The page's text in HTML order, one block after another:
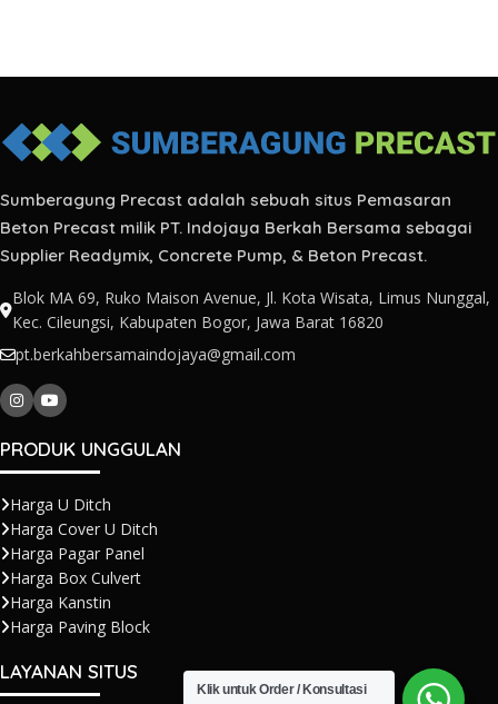
Sumberagung Precast adalah sebuah situs Pemasaran
Beton Precast milik PT. Indojaya Berkah Bersama sebagai
Supplier Readymix, Concrete Pump, & Beton Precast.
Blok MA 69, Ruko Maison Avenue, Jl. Kota Wisata, Limus Nunggal,
Kec. Cileungsi, Kabupaten Bogor, Jawa Barat 16820
pt.berkahbersamaindojaya@gmail.com
PRODUK UNGGULAN
Harga U Ditch
Harga Cover U Ditch
Harga Pagar Panel
Harga Box Culvert
Harga Kanstin
Harga Paving Block
LAYANAN SITUS
Klik untuk Order / Konsultasi